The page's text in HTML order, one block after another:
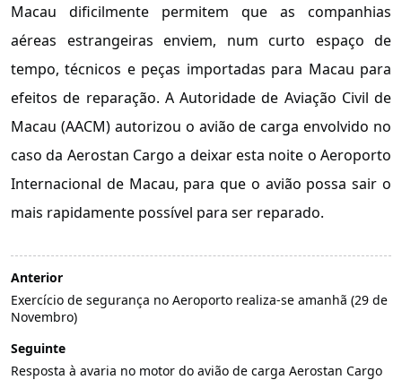
Macau dificilmente permitem que as companhias
aéreas estrangeiras enviem, num curto espaço de
tempo, técnicos e peças importadas para Macau para
efeitos de reparação. A Autoridade de Aviação Civil de
Macau (AACM) autorizou o avião de carga envolvido no
caso da Aerostan Cargo a deixar esta noite o Aeroporto
Internacional de Macau, para que o avião possa sair o
mais rapidamente possível para ser reparado.
Anterior
Exercício de segurança no Aeroporto realiza-se amanhã (29 de
Novembro)
Seguinte
Resposta à avaria no motor do avião de carga Aerostan Cargo